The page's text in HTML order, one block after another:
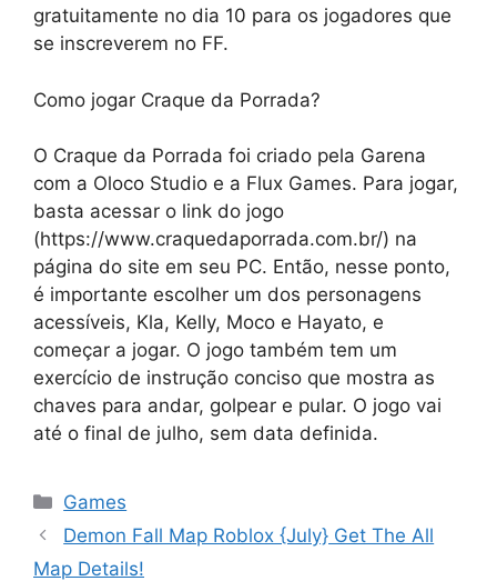
gratuitamente no dia 10 para os jogadores que
se inscreverem no FF.
Como jogar Craque da Porrada?
O Craque da Porrada foi criado pela Garena
com a Oloco Studio e a Flux Games. Para jogar,
basta acessar o link do jogo
(https://www.craquedaporrada.com.br/) na
página do site em seu PC. Então, nesse ponto,
é importante escolher um dos personagens
acessíveis, Kla, Kelly, Moco e Hayato, e
começar a jogar. O jogo também tem um
exercício de instrução conciso que mostra as
chaves para andar, golpear e pular. O jogo vai
até o final de julho, sem data definida.
Games
Demon Fall Map Roblox {July} Get The All
Map Details!